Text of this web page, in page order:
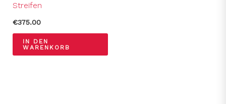
Streifen
€375.00
IN DEN
WARENKORB